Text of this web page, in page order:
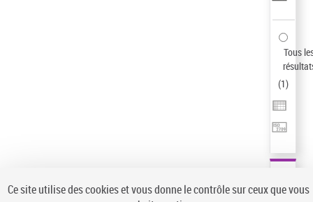
Tous
(1)
Ce site utilise des cookies et vous donne le contrôle sur ceux que vous